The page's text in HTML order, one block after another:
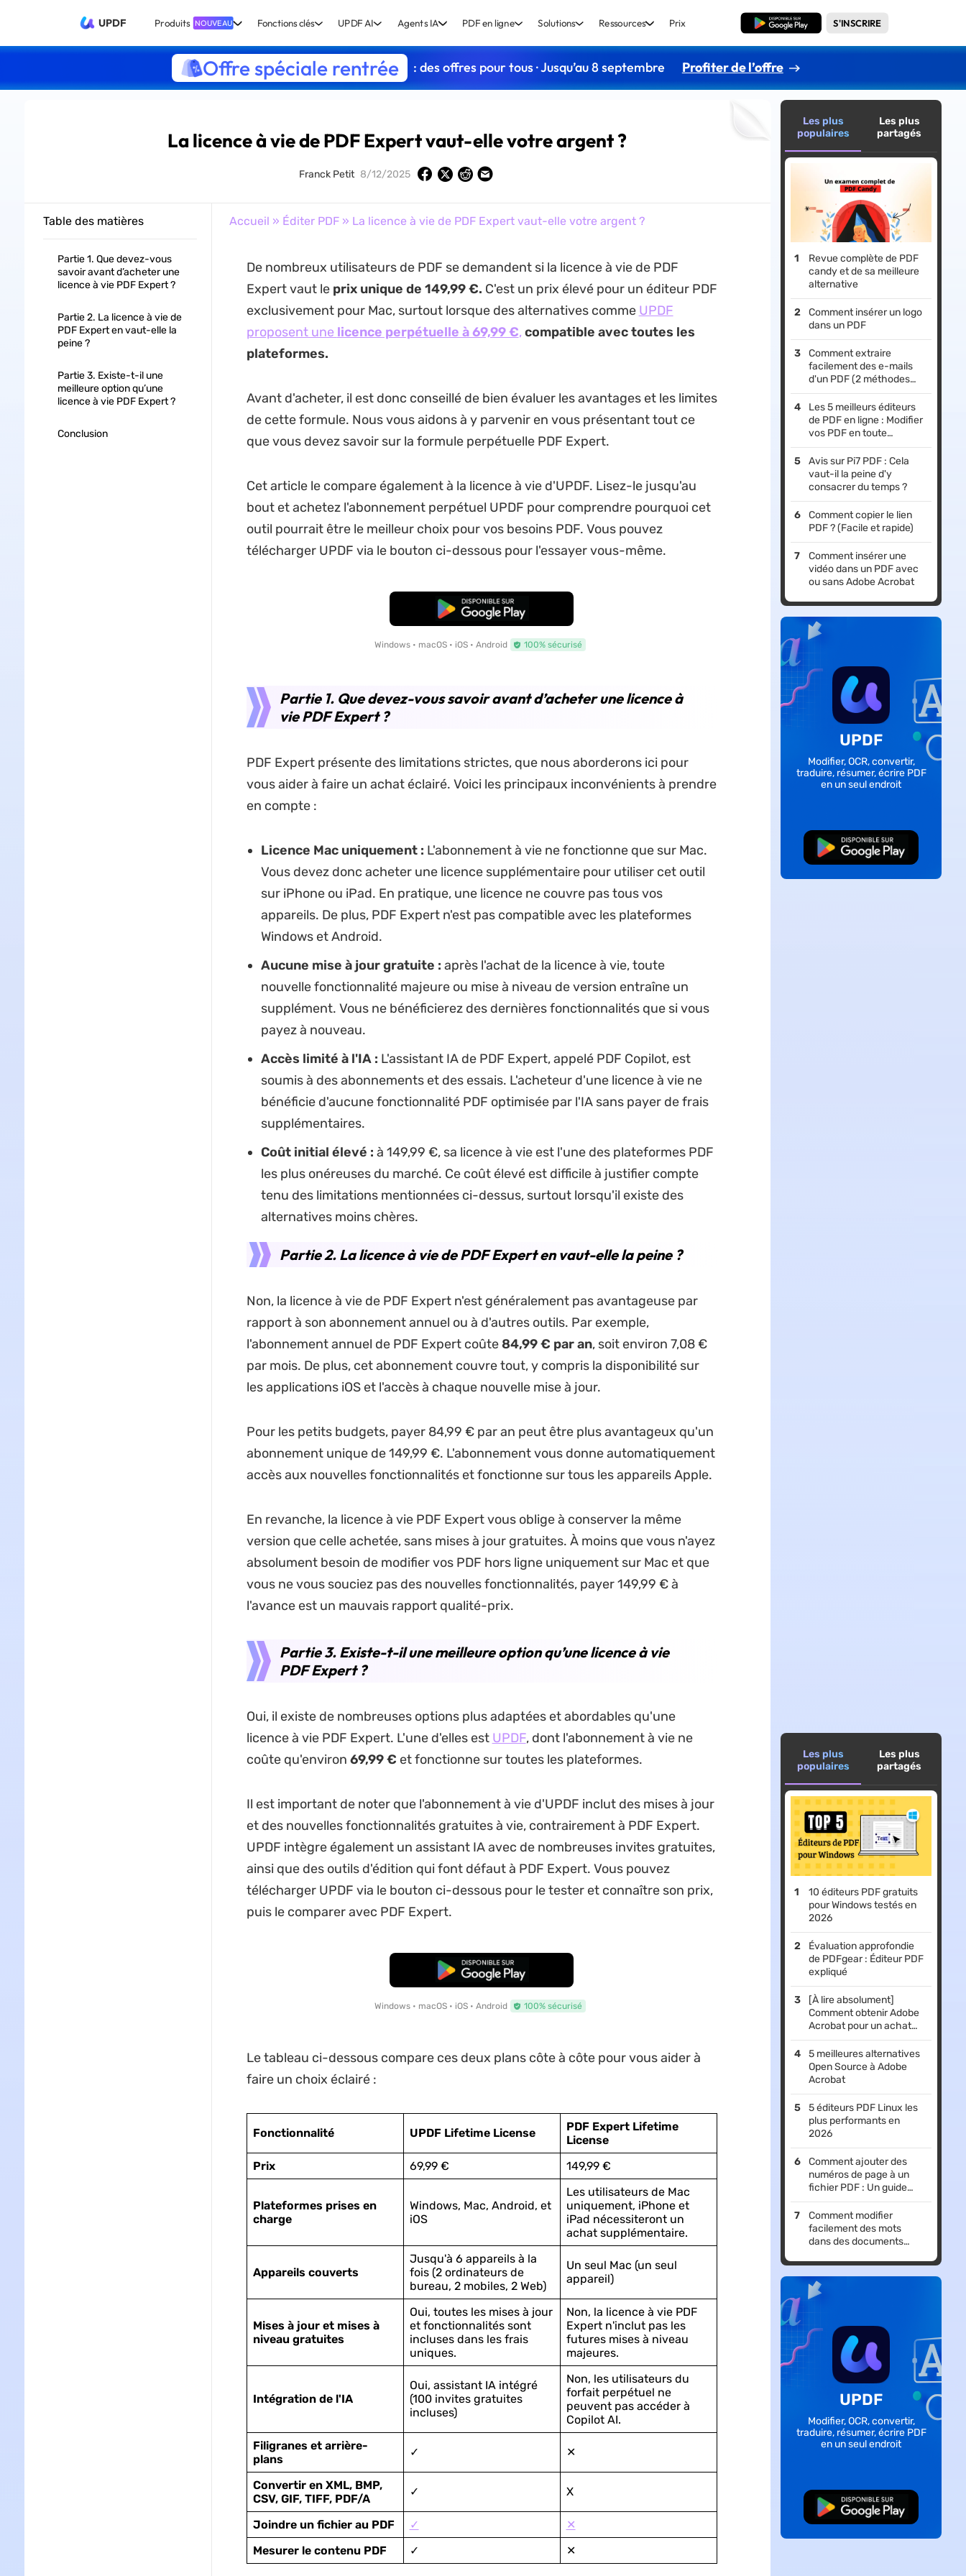
UPDF Produits NOUVEAU Fonctions clés UPDF AI Agents IA PDF en ligne Solutions Ressources Prix TÉLÉCHARGER S'INSCRIRE
Offre spéciale rentrée : des offres pour tous · Jusqu’au 8 septembre Profiter de l’offre
La licence à vie de PDF Expert vaut-elle votre argent ?
Franck Petit 8/12/2025
Table des matières
Partie 1. Que devez-vous
savoir avant d’acheter une
licence à vie PDF Expert ?
Partie 2. La licence à vie de
PDF Expert en vaut-elle la
peine ?
Partie 3. Existe-t-il une
meilleure option qu’une
licence à vie PDF Expert ?
Conclusion
Accueil » Éditer PDF» La licence à vie de PDF Expert vaut-elle votre argent ?
De nombreux utilisateurs de PDF se demandent si la licence à vie de PDF
Expert vaut le prix unique de 149,99 €. C'est un prix élevé pour un éditeur PDF
exclusivement pour Mac, surtout lorsque des alternatives comme UPDF
proposent une licence perpétuelle à 69,99 €,compatible avec toutes les
plateformes.
Avant d'acheter, il est donc conseillé de bien évaluer les avantages et les limites
de cette formule. Nous vous aidons à y parvenir en vous présentant tout ce
que vous devez savoir sur la formule perpétuelle PDF Expert.
Cet article le compare également à la licence à vie d'UPDF. Lisez-le jusqu'au
bout et achetez l'abonnement perpétuel UPDF pour comprendre pourquoi cet
outil pourrait être le meilleur choix pour vos besoins PDF. Vous pouvez
télécharger UPDF via le bouton ci-dessous pour l'essayer vous-même.
TÉLÉCHARGER
Windows • macOS • iOS • Android 100% sécurisé
Partie 1. Que devez-vous savoir avant d’acheter une licence à
vie PDF Expert ?
PDF Expert présente des limitations strictes, que nous aborderons ici pour
vous aider à faire un achat éclairé. Voici les principaux inconvénients à prendre
en compte :
Licence Mac uniquement : L'abonnement à vie ne fonctionne que sur Mac.
Vous devez donc acheter une licence supplémentaire pour utiliser cet outil
sur iPhone ou iPad. En pratique, une licence ne couvre pas tous vos
appareils. De plus, PDF Expert n'est pas compatible avec les plateformes
Windows et Android.
Aucune mise à jour gratuite : après l'achat de la licence à vie, toute
nouvelle fonctionnalité majeure ou mise à niveau de version entraîne un
supplément. Vous ne bénéficierez des dernières fonctionnalités que si vous
payez à nouveau.
Accès limité à l'IA : L'assistant IA de PDF Expert, appelé PDF Copilot, est
soumis à des abonnements et des essais. L'acheteur d'une licence à vie ne
bénéficie d'aucune fonctionnalité PDF optimisée par l'IA sans payer de frais
supplémentaires.
Coût initial élevé : à 149,99 €, sa licence à vie est l'une des plateformes PDF
les plus onéreuses du marché. Ce coût élevé est difficile à justifier compte
tenu des limitations mentionnées ci-dessus, surtout lorsqu'il existe des
alternatives moins chères.
Partie 2. La licence à vie de PDF Expert en vaut-elle la peine ?
Non, la licence à vie de PDF Expert n'est généralement pas avantageuse par
rapport à son abonnement annuel ou à d'autres outils. Par exemple,
l'abonnement annuel de PDF Expert coûte 84,99 € par an, soit environ 7,08 €
par mois. De plus, cet abonnement couvre tout, y compris la disponibilité sur
les applications iOS et l'accès à chaque nouvelle mise à jour.
Pour les petits budgets, payer 84,99 € par an peut être plus avantageux qu'un
abonnement unique de 149,99 €. L'abonnement vous donne automatiquement
accès aux nouvelles fonctionnalités et fonctionne sur tous les appareils Apple.
En revanche, la licence à vie PDF Expert vous oblige à conserver la même
version que celle achetée, sans mises à jour gratuites. À moins que vous n'ayez
absolument besoin de modifier vos PDF hors ligne uniquement sur Mac et que
vous ne vous souciez pas des nouvelles fonctionnalités, payer 149,99 € à
l'avance est un mauvais rapport qualité-prix.
Partie 3. Existe-t-il une meilleure option qu’une licence à vie
PDF Expert ?
Oui, il existe de nombreuses options plus adaptées et abordables qu'une
licence à vie PDF Expert. L'une d'elles est UPDF, dont l'abonnement à vie ne
coûte qu'environ 69,99 € et fonctionne sur toutes les plateformes.
Il est important de noter que l'abonnement à vie d'UPDF inclut des mises à jour
et des nouvelles fonctionnalités gratuites à vie, contrairement à PDF Expert.
UPDF intègre également un assistant IA avec de nombreuses invites gratuites,
ainsi que des outils d'édition qui font défaut à PDF Expert. Vous pouvez
télécharger UPDF via le bouton ci-dessous pour le tester et connaître son prix,
puis le comparer avec PDF Expert.
TÉLÉCHARGER
Windows • macOS • iOS • Android 100% sécurisé
Le tableau ci-dessous compare ces deux plans côte à côte pour vous aider à
faire un choix éclairé :
Fonctionnalité UPDF Lifetime License
PDF Expert Lifetime
License
Prix
69,99 € 149,99 €
Plateformes prises en
charge
Windows, Mac, Android, et
iOS
Les utilisateurs de Mac
uniquement, iPhone et
iPad nécessiteront un
achat supplémentaire.
Appareils couverts
Jusqu'à 6 appareils à la
fois (2 ordinateurs de
bureau, 2 mobiles, 2 Web)
Un seul Mac (un seul
appareil)
Mises à jour et mises à
niveau gratuites
Oui, toutes les mises à jour
et fonctionnalités sont
incluses dans les frais
uniques.
Non, la licence à vie PDF
Expert n'inclut pas les
futures mises à niveau
majeures.
Intégration de l'IA
Oui, assistant IA intégré
(100 invites gratuites
incluses)
Non, les utilisateurs du
forfait perpétuel ne
peuvent pas accéder à
Copilot AI.
Filigranes et arrière-
plans
✓ ✕
Convertir en XML, BMP,
CSV, GIF, TIFF, PDF/A
✓ X
Joindre un fichier au PDF ✓
✕
Mesurer le contenu PDF
✓ ✕
Les plus
populaires
Les plus
partagés
Revue complète de PDF
candy et de sa meilleure
alternative
Comment insérer un logo
dans un PDF
Comment extraire
facilement des e-mails
d'un PDF (2 méthodes
efficaces)
Les 5 meilleurs éditeurs
de PDF en ligne : Modifier
vos PDF en toute
simplicité
Avis sur Pi7 PDF : Cela
vaut-il la peine d'y
consacrer du temps ?
Comment copier le lien
PDF ? (Facile et rapide)
Comment insérer une
vidéo dans un PDF avec
ou sans Adobe Acrobat
UPDF
Modifier, OCR, convertir,
traduire, résumer, écrire PDF
en un seul endroit
TÉLÉCHARGER
Les plus
populaires
Les plus
partagés
10 éditeurs PDF gratuits
pour Windows testés en
2026
Évaluation approfondie
de PDFgear : Éditeur PDF
expliqué
[À lire absolument]
Comment obtenir Adobe
Acrobat pour un achat
unique ?
5 meilleures alternatives
Open Source à Adobe
Acrobat
5 éditeurs PDF Linux les
plus performants en
2026
Comment ajouter des
numéros de page à un
fichier PDF : Un guide
détaillé
Comment modifier
facilement des mots
dans des documents
UPDF
Modifier, OCR, convertir,
traduire, résumer, écrire PDF
en un seul endroit
TÉLÉCHARGER